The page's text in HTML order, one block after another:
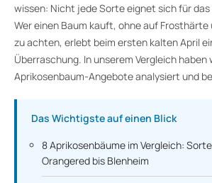
wissen: Nicht jede Sorte eignet sich für das
Wer einen Baum kauft, ohne auf
zu achten, erlebt beim ersten kalten April
Überraschung. In unserem Vergleich haben
Aprikosenbaum-Angebote analysiert und
Das Wichtigste auf einen Blick
8 Aprikosenbäume im Vergleich:
Orangered bis Blenheim